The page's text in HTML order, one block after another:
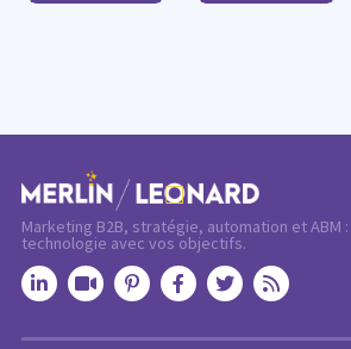
Marketing B2B, stratégie, automation et ABM
technologie avec vos objectifs.